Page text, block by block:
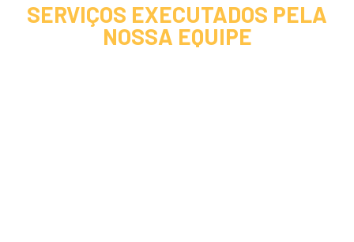
SERVIÇOS EXECUTADOS PELA
NOSSA EQUIPE